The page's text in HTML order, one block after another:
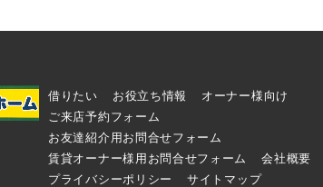
借りたい お役立ち情報
オーナー様向け
ご来店予約フォーム
お友達紹介用お問合せフォーム
賃貸オーナー様用お問合せフォーム
会社概要
プライバシーポリシー
サイトマップ